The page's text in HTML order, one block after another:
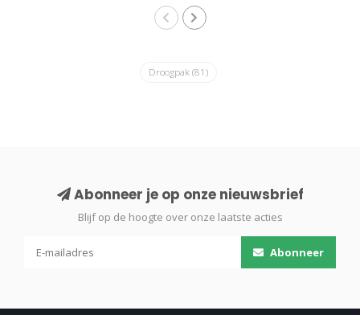
Droogpak (81)
Abonneer je op onze nieuwsbrief
Blijf op de hoogte over onze laatste acties
Abonneer